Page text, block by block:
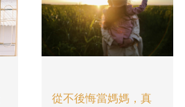
從不後悔當媽媽，真